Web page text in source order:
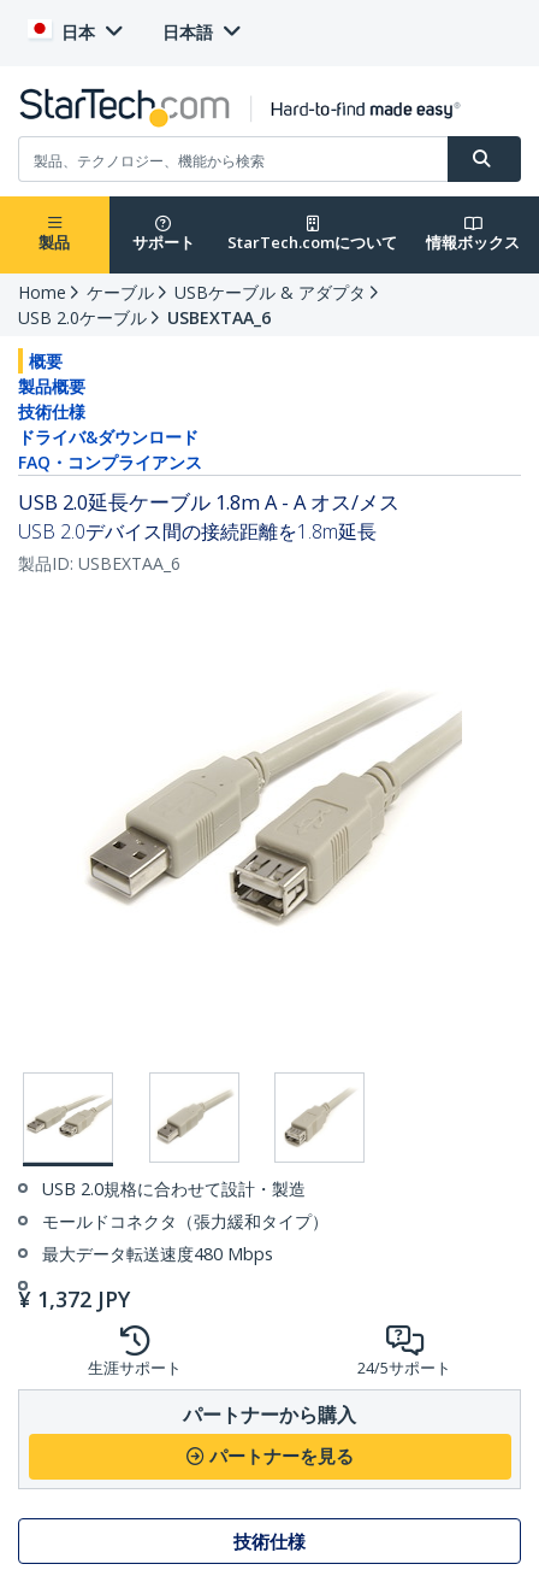
日本 日本語
製品 サポート StarTech.comについて 情報ボックス
Home ケーブル
USBケーブル & アダプタ
USB 2.0ケーブル
USBEXTAA_6
概要
製品概要
技術仕様
ドライバ&ダウンロード
FAQ・コンプライアンス
USB 2.0延長ケーブル 1.8m A - A オス/メス
USB 2.0デバイス間の接続距離を1.8m延長
製品ID: USBEXTAA_6
USB 2.0規格に合わせて設計・製造
モールドコネクタ（張力緩和タイプ）
最大データ転送速度480 Mbps
¥ 1,372 JPY
生涯サポート 24/5サポート
パートナーから購入
パートナーを見る
技術仕様